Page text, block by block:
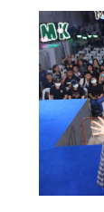
ความเป็นผู้นำด้
3 Forum
สุดยอด
พิธีกรจากช่อง 3
แห่งชาติสิริ